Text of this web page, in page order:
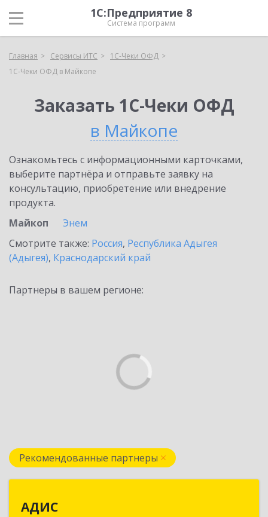
1С:Предприятие 8
Система программ
Главная Сервисы ИТС
1С-Чеки ОФД
1С-Чеки ОФД в Майкопе
Заказать 1С-Чеки ОФД
в Майкопе
Ознакомьтесь с информационными карточками,
выберите партнёра и отправьте заявку на
консультацию, приобретение или внедрение
продукта.
Майкоп
Энем
Смотрите также: Россия, Республика Адыгея
(Адыгея), Краснодарский край
Партнеры в вашем регионе:
Рекомендованные партнеры
АДИС